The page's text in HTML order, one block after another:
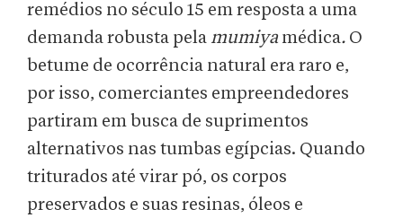
remédios no século 15 em resposta a uma
demanda robusta pela mumiya médica. O
betume de ocorrência natural era raro e,
por isso, comerciantes empreendedores
partiram em busca de suprimentos
alternativos nas tumbas egípcias. Quando
triturados até virar pó, os corpos
preservados e suas resinas, óleos e